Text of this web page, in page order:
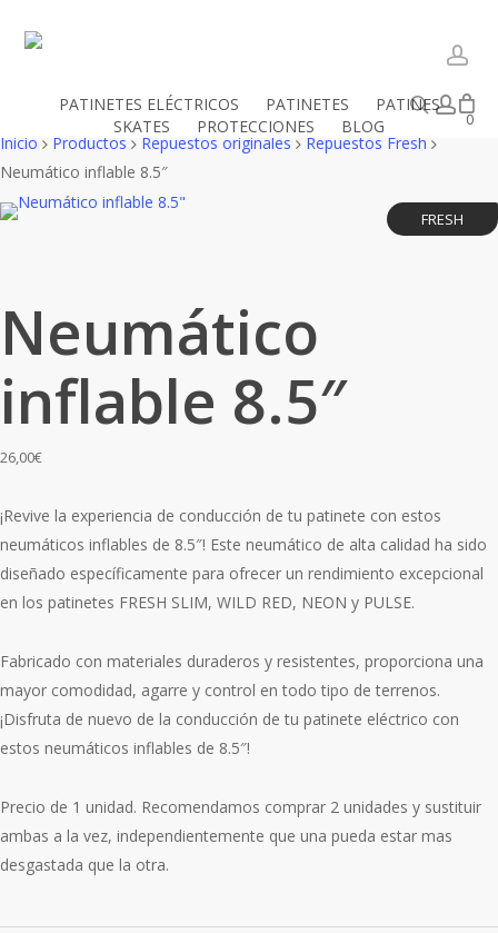
PATINETES ELÉCTRICOS PATINETES
PATINES
SKATES
PROTECCIONES BLOG
Buscar
0
Mi cestaClose
Cart
Inicio Productos Repuestos originales
Repuestos Fresh
Neumático inflable 8.5″
FRESH
Neumático
inflable 8.5″
26,00€
¡Revive la experiencia de conducción de tu patinete con estos
neumáticos inflables de 8.5″! Este neumático de alta calidad ha sido
diseñado específicamente para ofrecer un rendimiento excepcional
en los patinetes FRESH SLIM, WILD RED, NEON y PULSE.
Fabricado con materiales duraderos y resistentes, proporciona una
mayor comodidad, agarre y control en todo tipo de terrenos.
¡Disfruta de nuevo de la conducción de tu patinete eléctrico con
estos neumáticos inflables de 8.5″!
Precio de 1 unidad. Recomendamos comprar 2 unidades y sustituir
ambas a la vez, independientemente que una pueda estar mas
desgastada que la otra.